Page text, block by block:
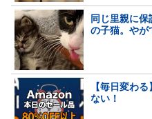
同じ里親に
の子猫。や
【毎日変わ
ない！